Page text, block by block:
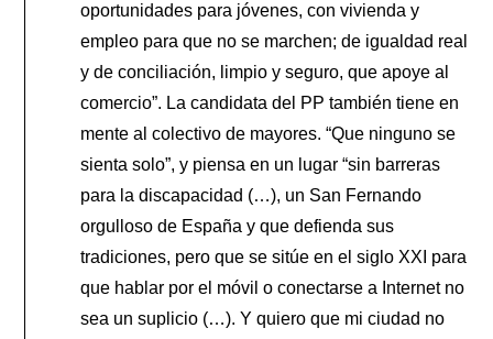
oportunidades para jóvenes, con vivienda y
empleo para que no se marchen; de igualdad real
y de conciliación, limpio y seguro, que apoye al
comercio”. La candidata del PP también tiene en
mente al colectivo de mayores. “Que ninguno se
sienta solo”, y piensa en un lugar “sin barreras
para la discapacidad (…), un San Fernando
orgulloso de España y que defienda sus
tradiciones, pero que se sitúe en el siglo XXI para
que hablar por el móvil o conectarse a Internet no
sea un suplicio (…). Y quiero que mi ciudad no